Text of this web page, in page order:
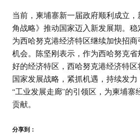
当前，柬埔寨新一届政府顺利成立
角战略》推动国家迈入新发展期。
为西哈努克港经济特区继续加快招
机会。陈坚刚表示，作为西哈努克
好的经济特区，西哈努克港经济特
国家发展战略，紧抓机遇，持续发
“工业发展走廊”的引领区，为柬埔寨
贡献。
分享到：